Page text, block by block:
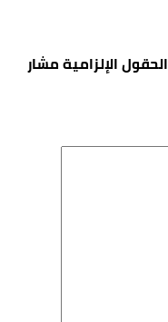
الحقول الإلزامية مشار